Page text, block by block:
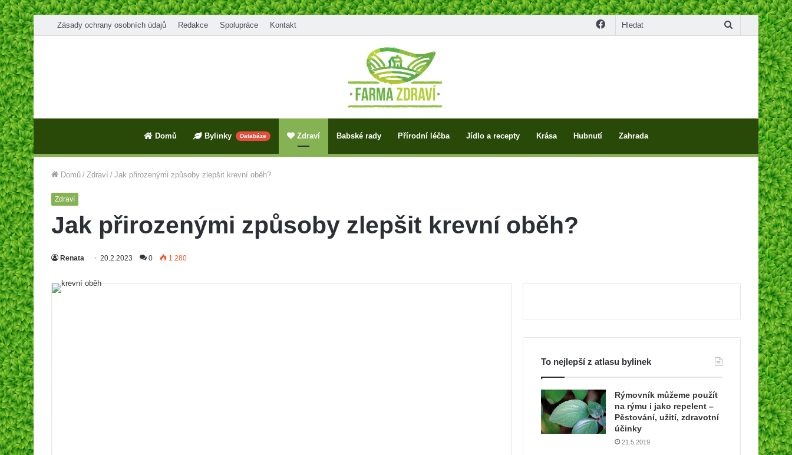
Zásady ochrany osobních údajů Redakce Spolupráce Kontakt Facebook
Domů Bylinky Databáze Zdraví Babské rady Přírodní léčba Jídlo a recepty Krása Hubnutí Zahrada
Domů / Zdraví / Jak přirozenými způsoby zlepšit krevní oběh?
Zdraví
Jak přirozenými způsoby zlepšit krevní oběh?
Renata 20.2.2023 0 1 280
To nejlepší z atlasu bylinek
Rýmovník můžeme použít
na rýmu i jako repelent –
Pěstování, užití, zdravotní
účinky
21.5.2019